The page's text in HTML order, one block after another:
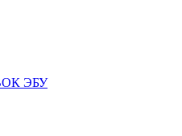
ЭБУ